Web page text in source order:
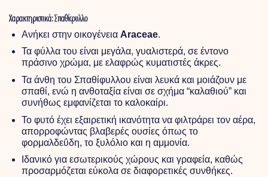
Χαρακτηριστικά: Σπαθίφυλλο
Ανήκει στην οικογένεια Araceae.
Τα φύλλα του είναι μεγάλα, γυαλιστερά, σε έντονο
πράσινο χρώμα, με ελαφρώς κυματιστές άκρες.
Τα άνθη του Σπαθίφυλλου είναι λευκά και μοιάζουν με
σπαθί, ενώ η ανθοταξία είναι σε σχήμα “καλαθιού” και
συνήθως εμφανίζεται το καλοκαίρι.
Το φυτό έχει εξαιρετική ικανότητα να φιλτράρει τον αέρα,
απορροφώντας βλαβερές ουσίες όπως το
φορμαλδεΰδη, το ξυλόλιο και η αμμονία.
Ιδανικό για εσωτερικούς χώρους και γραφεία, καθώς
προσαρμόζεται εύκολα σε διαφορετικές συνθήκες.